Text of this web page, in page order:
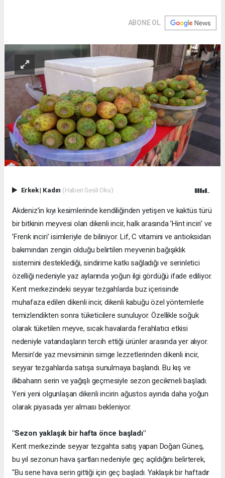
ABONE OL
Erkek| Kadın (Haberi Sesli Oku)
Akdeniz’in kıyı kesimlerinde kendiliğinden yetişen ve kaktüs türü
bir bitkinin meyvesi olan dikenli incir, halk arasında ’Hint inciri’ ve
’Frenk inciri’ isimleriyle de biliniyor. Lif, C vitamini ve antioksidan
bakımından zengin olduğu belirtilen meyvenin bağışıklık
sistemini desteklediği, sindirime katkı sağladığı ve serinletici
özelliği nedeniyle yaz aylarında yoğun ilgi gördüğü ifade ediliyor.
Kent merkezindeki seyyar tezgahlarda buz içerisinde
muhafaza edilen dikenli incir, dikenli kabuğu özel yöntemlerle
temizlendikten sonra tüketicilere sunuluyor. Özellikle soğuk
olarak tüketilen meyve, sıcak havalarda ferahlatıcı etkisi
nedeniyle vatandaşların tercih ettiği ürünler arasında yer alıyor.
Mersin’de yaz mevsiminin simge lezzetlerinden dikenli incir,
seyyar tezgahlarda satışa sunulmaya başlandı. Bu kış ve
ilkbaharın serin ve yağışlı geçmesiyle sezon gecikmeli başladı.
Yeni yeni olgunlaşan dikenli incirin ağustos ayında daha yoğun
olarak piyasada yer alması bekleniyor.
"Sezon yaklaşık bir hafta önce başladı"
Kent merkezinde seyyar tezgahta satış yapan Doğan Güneş,
bu yıl sezonun hava şartları nedeniyle geç açıldığını belirterek,
"Bu sene hava serin gittiği için geç başladı. Yaklaşık bir haftadır